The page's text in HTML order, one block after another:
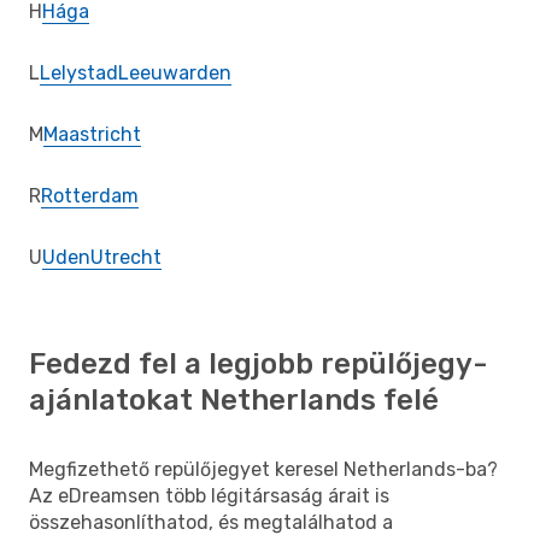
HHága
LLelystadLeeuwarden
MMaastricht
RRotterdam
UUdenUtrecht
Fedezd fel a legjobb repülőjegy-
ajánlatokat Netherlands felé
Megfizethető repülőjegyet keresel Netherlands-ba?
Az eDreamsen több légitársaság árait is
összehasonlíthatod, és megtalálhatod a